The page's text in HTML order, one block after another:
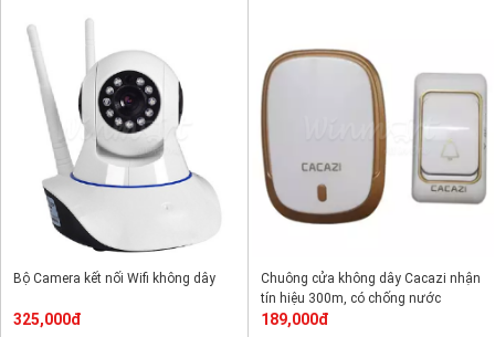
Bộ Camera kết nối Wifi không dây
325,000đ
Chuông cửa không dây Cacazi nhận
tín hiệu 300m, có chống nước
189,000đ